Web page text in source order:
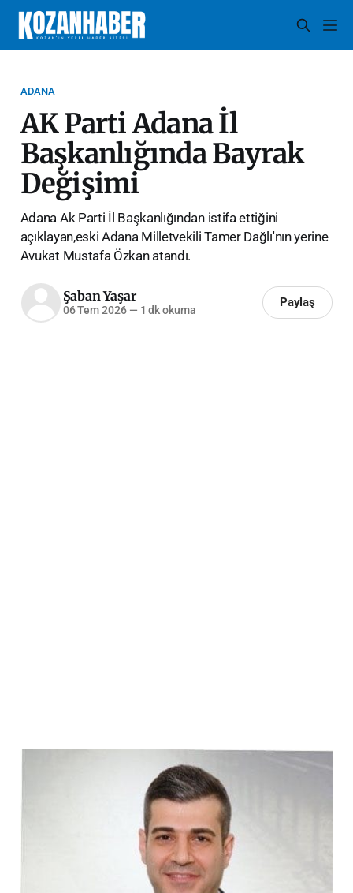
ADANA
AK Parti Adana İl
Başkanlığında Bayrak
Değişimi
Adana Ak Parti İl Başkanlığından istifa ettiğini
açıklayan,eski Adana Milletvekili Tamer Dağlı'nın yerine
Avukat Mustafa Özkan atandı.
Şaban Yaşar
06 Tem 2026 — 1 dk okuma
Paylaş